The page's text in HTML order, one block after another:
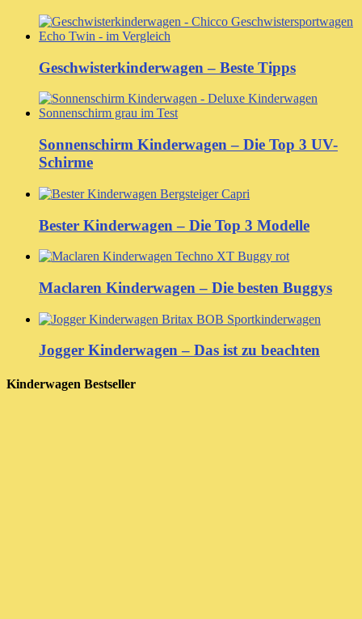
Geschwisterkinderwagen – Beste Tipps
Sonnenschirm Kinderwagen – Die Top 3 UV-
Schirme
Bester Kinderwagen – Die Top 3 Modelle
Maclaren Kinderwagen – Die besten Buggys
Jogger Kinderwagen – Das ist zu beachten
Kinderwagen Bestseller